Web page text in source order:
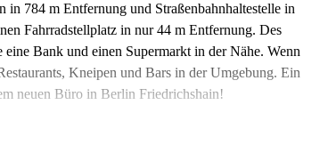
784 m Entfernung und Straßenbahnhaltestelle in
Fahrradstellplatz in nur 44 m Entfernung. Des
Bank und einen Supermarkt in der Nähe. Wenn
Kneipen und Bars in der Umgebung. Ein
neuen Büro in Berlin Friedrichshain!